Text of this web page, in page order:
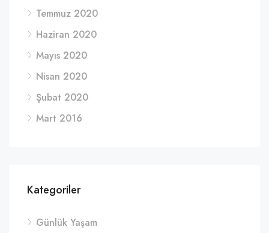
Temmuz 2020
Haziran 2020
Mayıs 2020
Nisan 2020
Şubat 2020
Mart 2016
Kategoriler
Günlük Yaşam